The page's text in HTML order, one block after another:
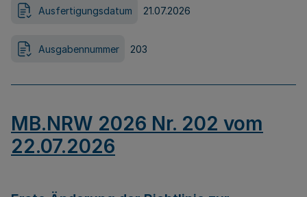
Ausfertigungsdatum 21.07.2026
Ausgabennummer 203
MB.NRW 2026 Nr. 202 vom
22.07.2026